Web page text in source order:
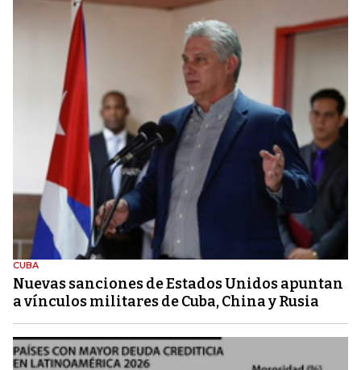
CUBA
Nuevas sanciones de Estados Unidos apuntan
a vínculos militares de Cuba, China y Rusia